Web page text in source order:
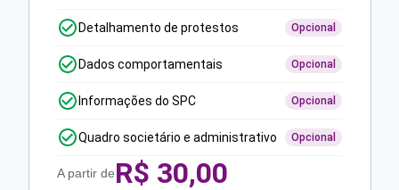
Detalhamento de protestos Opcional
Dados comportamentais Opcional
Informações do SPC Opcional
Quadro societário e administrativo Opcional
A partir deR$ 30,00